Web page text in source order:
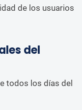
de los usuarios
del
todos los días del